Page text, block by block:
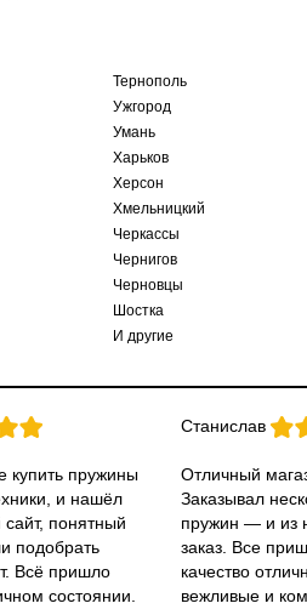
Тернополь
Ужгород
Умань
Харьков
Херсон
Хмельницкий
Черкассы
Чернигов
Черновцы
Шостка
И другие
купить пружины
и нашёл
понятный
подобрать
Всё пришло
состоянии.
Станислав
Отличный
Заказывал
пружин — и из
заказ. Все
качество
вежливые и